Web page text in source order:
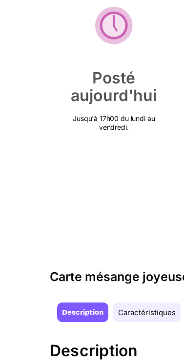
Posté
aujourd'hui
Jusqu'à 17h00 du lundi au
vendredi.
Carte mésange
Description Caractéristiques
Description